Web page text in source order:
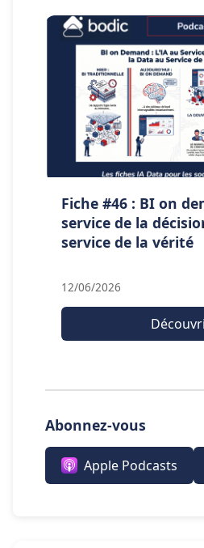
Fiche #46 : BI on
service de la
service de la vérité
12/06/2026
Abonnez-vous
Apple Podcasts